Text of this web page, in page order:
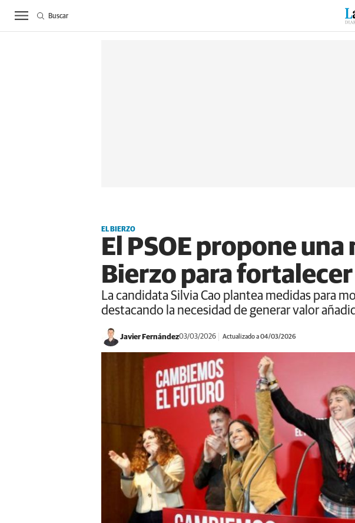
ACTUALIDAD BIERZO SUCESOS
Buscar
EL BIERZO
El PSOE propone
Bierzo para
La candidata Silvia Cao plantea medidas para
destacando la necesidad de generar valor
Javier Fernández03/03/2026 Actualizado a 04/03/2026